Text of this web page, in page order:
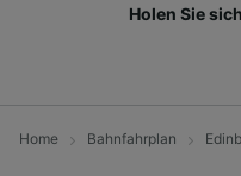
Holen Sie
Home Bahnfahrplan